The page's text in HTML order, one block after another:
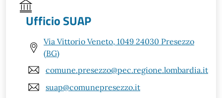
Ufficio SUAP
Via Vittorio Veneto, 1049 24030 Presezzo
(BG)
comune.presezzo@pec.regione.lombardia.it
suap@comunepresezzo.it